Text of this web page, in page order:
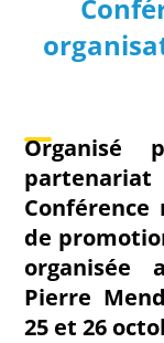
Organisé
Conférence
de
organisée
Pierre
25 et 26